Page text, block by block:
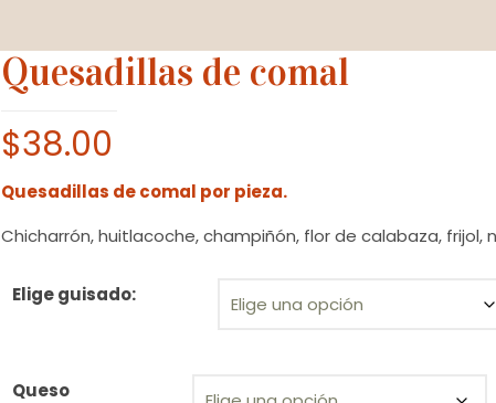
Quesadillas de comal
$38.00
Quesadillas de comal por pieza.
Chicharrón, huitlacoche, champiñón, flor de calabaza, frijol,
Elige guisado:
Queso